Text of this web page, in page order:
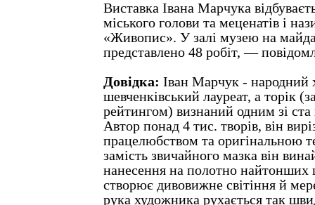
Виставка Івана Марчука
міського голови та меценатів і
«Живопис». У залі музею на
представлено 48 робіт, —
Довідка: Іван Марчук - народний
шевченківський лауреат, а торік
рейтингом) визнаний одним зі ста
Автор понад 4 тис. творів, він
працелюбством та оригінальною
замість звичайного мазка він
нанесення на полотно найтонших
створює дивовижне світіння й
рука художника рухається так